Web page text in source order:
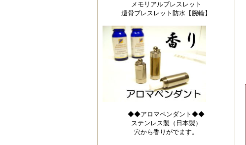
メモリアルブレスレット
遺骨ブレスレット防水【腕輪】
◆◆アロマペンダント◆◆
ステンレス製（日本製）
穴から香りがでます。